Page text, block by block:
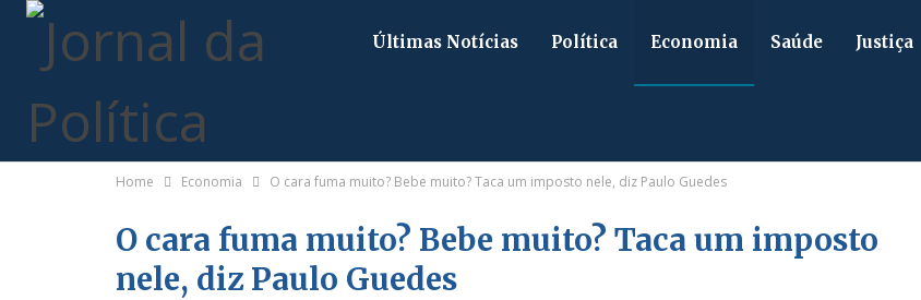
Últimas Notícias Política Economia Saúde Justiça
Home Economia O cara fuma muito? Bebe muito? Taca um imposto nele, diz Paulo Guedes
O cara fuma muito? Bebe muito? Taca um imposto
nele, diz Paulo Guedes